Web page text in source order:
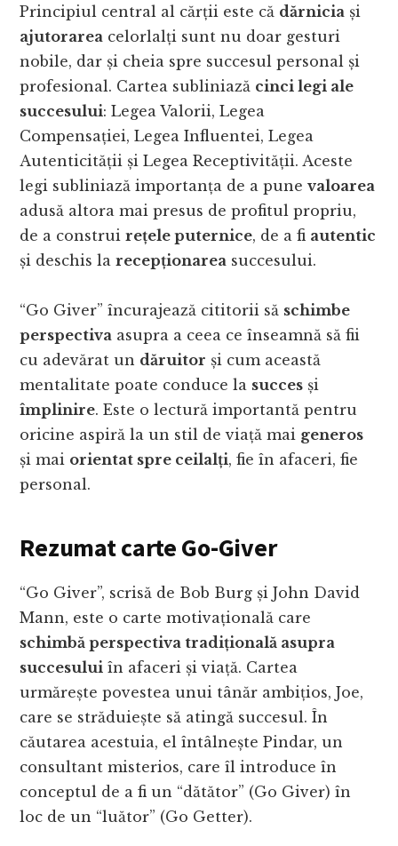
Principiul central al cărții este că dărnicia și
ajutorarea celorlalți sunt nu doar gesturi
nobile, dar și cheia spre succesul personal și
profesional. Cartea subliniază cinci legi ale
succesului: Legea Valorii, Legea
Compensației, Legea Influentei, Legea
Autenticității și Legea Receptivității. Aceste
legi subliniază importanța de a punevaloarea
adusă altora mai presus de profitul propriu,
de a construirețele puternice, de a fi autentic
și deschis larecepționarea succesului.
“Go Giver” încurajează cititorii să schimbe
perspectiva asupra a ceea ce înseamnă să fii
cu adevărat un dăruitor și cum această
mentalitate poate conduce la succes și
împlinire. Este o lectură importantă pentru
oricine aspiră la un stil de viață mai generos
și mai orientat spre ceilalți, fie în afaceri, fie
personal.
Rezumat carte Go-Giver
“Go Giver”, scrisă de Bob Burg și John David
Mann, este o carte motivațională care
schimbă perspectiva tradițională asupra
succesului în afaceri și viață. Cartea
urmărește povestea unui tânăr ambițios, Joe,
care se străduiește să atingă succesul. În
căutarea acestuia, el întâlnește Pindar, un
consultant misterios, care îl introduce în
conceptul de a fi un “dătător” (Go Giver) în
loc de un “luător” (Go Getter).